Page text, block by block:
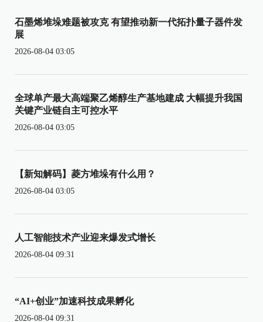
石墨烯堆垛难题被攻克 有望推动新一代拓扑量子器件发
展
2026-08-04 03:05
全球单产最大高端聚乙烯醇生产基地建成 大幅提升我国
关键产业链自主可控水平
2026-08-04 03:05
【新知解码】菱方堆垛有什么用？
2026-08-04 03:05
人工智能技术产业迎来爆发式增长
2026-08-04 09:31
“AI+创业”加速科技成果孵化
2026-08-04 09:31